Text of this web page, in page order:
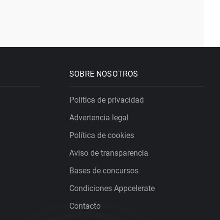
SOBRE NOSOTROS
Política de privacidad
Advertencia legal
Política de cookies
Aviso de transparencia
Bases de concursos
Condiciones Appcelerate
Contacto